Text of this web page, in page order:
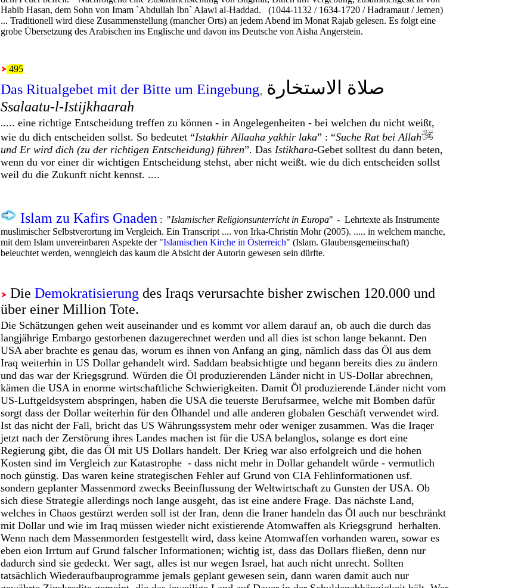
Habib Hasan, dem Sohn von Imam `Abdullah Ibn` Alawi al-Haddad. (1044-1132 / 1634-1720 / Hadramaut / Jemen)
... Traditionell wird diese Zusammenstellung (mancher Orts) an jedem Abend im Monat Rajab gelesen. Es folgt eine
grobe Übersetzung des Arabischen ins Englische und davon ins Deutsche von Aisha Angerstein.
495
Das Ritualgebet mit der Bitte um Eingebung, صلاة الاستخارة
Ssalaatu-l-Istijkhaarah
..... eine richtige Entscheidung treffen zu können - in Angelegenheiten - bei welchen du nicht weißt,
wie du dich entscheiden sollst. So bedeutet “Istakhir Allaaha yakhir laka” : “Suche Rat bei Allah
und Er wird dich (zu der richtigen Entscheidung) führen”. Das Istikhara-Gebet solltest du dann beten,
wenn du vor einer dir wichtigen Entscheidung stehst, aber nicht weißt. wie du dich entscheiden sollst
weil du die Zukunft nicht kennst. ....
Islam zu Kafirs Gnaden : "Islamischer Religionsunterricht in Europa" - Lehrtexte als Instrumente
muslimischer Selbstverortung im Vergleich. Ein Transcript .... von Irka-Christin Mohr (2005). ..... in welchem manche,
mit dem Islam unvereinbaren Aspekte der "Islamischen Kirche in Österreich" (Islam. Glaubensgemeinschaft)
beleuchtet werden, wenngleich das kaum die Absicht der Autorin gewesen sein dürfte.
Die Demokratisierung des Iraqs verursachte bisher zwischen 120.000 und
über einer Million Tote.
Die Schätzungen gehen weit auseinander und es kommt vor allem darauf an, ob auch die durch das
langjährige Embargo gestorbenen dazugerechnet werden und all dies ist schon lange bekannt. Den
USA aber brachte es genau das, worum es ihnen von Anfang an ging, nämlich dass das Öl aus dem
Iraq weiterhin in US Dollar gehandelt wird. Saddam beabsichtigte und begann bereits dies zu ändern
und das war der Kriegsgrund. Würden die Öl produzierenden Länder nicht in US-Dollar abrechnen,
kämen die USA in enorme wirtschaftliche Schwierigkeiten. Damit Öl produzierende Länder nicht vom
US-Luftgeldsystem abspringen, haben die USA die teuerste Berufsarmee, welche mit Bomben dafür
sorgt dass der Dollar weiterhin für den Ölhandel und alle anderen globalen Geschäft verwendet wird.
Ist das nicht der Fall, bricht das US Währungssystem mehr oder weniger zusammen. Was die Iraqer
jetzt nach der Zerstörung ihres Landes machen ist für die USA belanglos, solange es dort eine
Regierung gibt, die das Öl mit US Dollars handelt. Der Krieg war also erfolgreich und die hohen
Kosten sind im Vergleich zur Katastrophe - dass nicht mehr in Dollar gehandelt würde - vermutlich
noch günstig. Das waren keine strategischen Fehler auf Grund von CIA Fehlinformationen usf.
sondern geplanter Massenmord zwecks Beeinflussung der Weltwirtschaft zu Gunsten der USA. Ob
sich diese Strategie allerdings noch lange ausgeht, das ist eine andere Frage. Das nächste Land,
welches in Chaos gestürzt werden soll ist der Iran, denn die Iraner handeln das Öl auch nur beschränkt
mit Dollar und wie im Iraq müssen wieder nicht existierende Atomwaffen als Kriegsgrund herhalten.
Wenn nach dem Massenmorden festgestellt wird, dass keine Atomwaffen vorhanden waren, sowar es
eben eion Irrtum auf Grund falscher Informationen; wichtig ist, dass das Dollars fließen, denn nur
dadurch sind sie gedeckt. Wer sagt, alles ist nur wegen Israel, hat auch nicht unrecht. Sollten
tatsächlich Wiederaufbauprogramme jemals geplant gewesen sein, dann waren damit auch nur